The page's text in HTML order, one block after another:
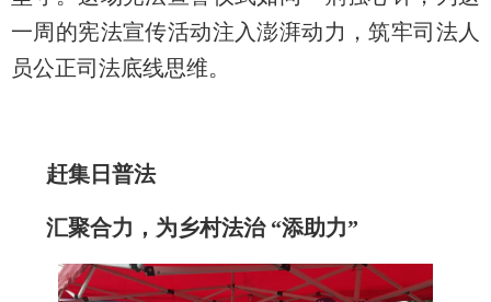
一周的宪法宣传活动注入澎湃动力，筑牢司法人
员公正司法底线思维。
赶集日普法
汇聚合力，为乡村法治 “添助力”